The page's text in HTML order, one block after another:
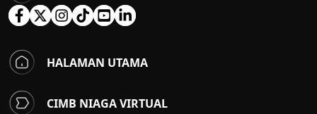
HALAMAN UTAMA
CIMB NIAGA VIRTUAL